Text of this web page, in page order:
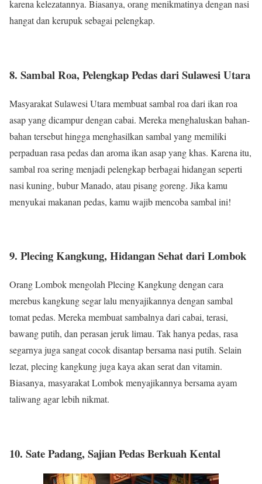
karena kelezatannya. Biasanya, orang menikmatinya dengan nasi
hangat dan kerupuk sebagai pelengkap.
8. Sambal Roa, Pelengkap Pedas dari Sulawesi Utara
Masyarakat Sulawesi Utara membuat sambal roa dari ikan roa
asap yang dicampur dengan cabai. Mereka menghaluskan bahan-
bahan tersebut hingga menghasilkan sambal yang memiliki
perpaduan rasa pedas dan aroma ikan asap yang khas. Karena itu,
sambal roa sering menjadi pelengkap berbagai hidangan seperti
nasi kuning, bubur Manado, atau pisang goreng. Jika kamu
menyukai makanan pedas, kamu wajib mencoba sambal ini!
9. Plecing Kangkung, Hidangan Sehat dari Lombok
Orang Lombok mengolah Plecing Kangkung dengan cara
merebus kangkung segar lalu menyajikannya dengan sambal
tomat pedas. Mereka membuat sambalnya dari cabai, terasi,
bawang putih, dan perasan jeruk limau. Tak hanya pedas, rasa
segarnya juga sangat cocok disantap bersama nasi putih. Selain
lezat, plecing kangkung juga kaya akan serat dan vitamin.
Biasanya, masyarakat Lombok menyajikannya bersama ayam
taliwang agar lebih nikmat.
10. Sate Padang, Sajian Pedas Berkuah Kental